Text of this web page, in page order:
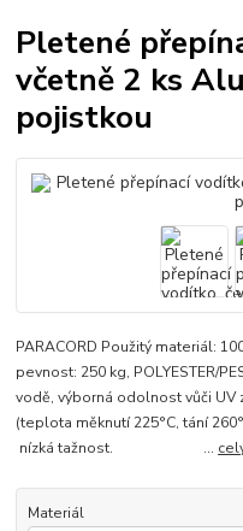
Pletené
včetně 2 ks
pojistkou
PARACORD Použitý materiál:
pevnost: 250 kg, POLYESTER/
vodě, výborná odolnost vůči UV
(teplota měknutí 225°C, tání
nízká tažnost. ...
Materiál